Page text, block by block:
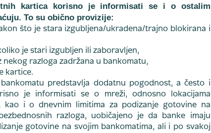
kartica korisno je informisati se i o ostalim
To su obično provizije:
što je stara izgubljena/ukradena/trajno blokirana i
je stari izgubljen ili zaboravljen,
razloga zadržana u bankomatu,
kartice.
predstavlja dodatnu pogodnost, a često i
je informisati se o mreži, odnosno lokacijama
kao i o dnevnim limitima za podizanje gotovine na
razloga, uobičajeno je da banke imaju
gotovine na svojim bankomatima, ali i po svakoj